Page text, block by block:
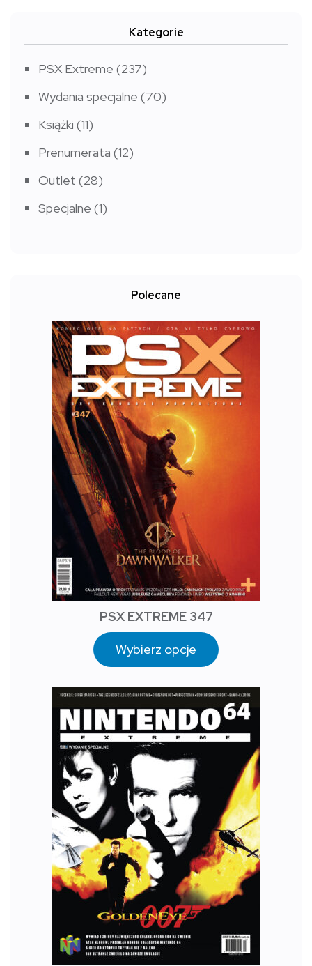
Kategorie
PSX Extreme (237)
Wydania specjalne (70)
Książki (11)
Prenumerata (12)
Outlet (28)
Specjalne (1)
Polecane
PSX EXTREME 347
Wybierz opcje